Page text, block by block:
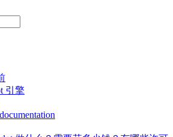
引擎